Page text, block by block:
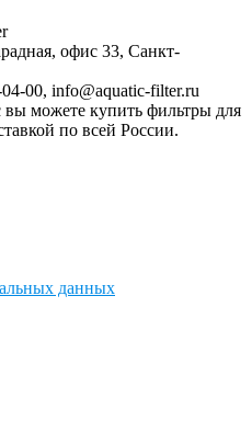
офис 33, Санкт-
00, info@aquatic-filter.ru
можете купить фильтры для
по всей России.
данных